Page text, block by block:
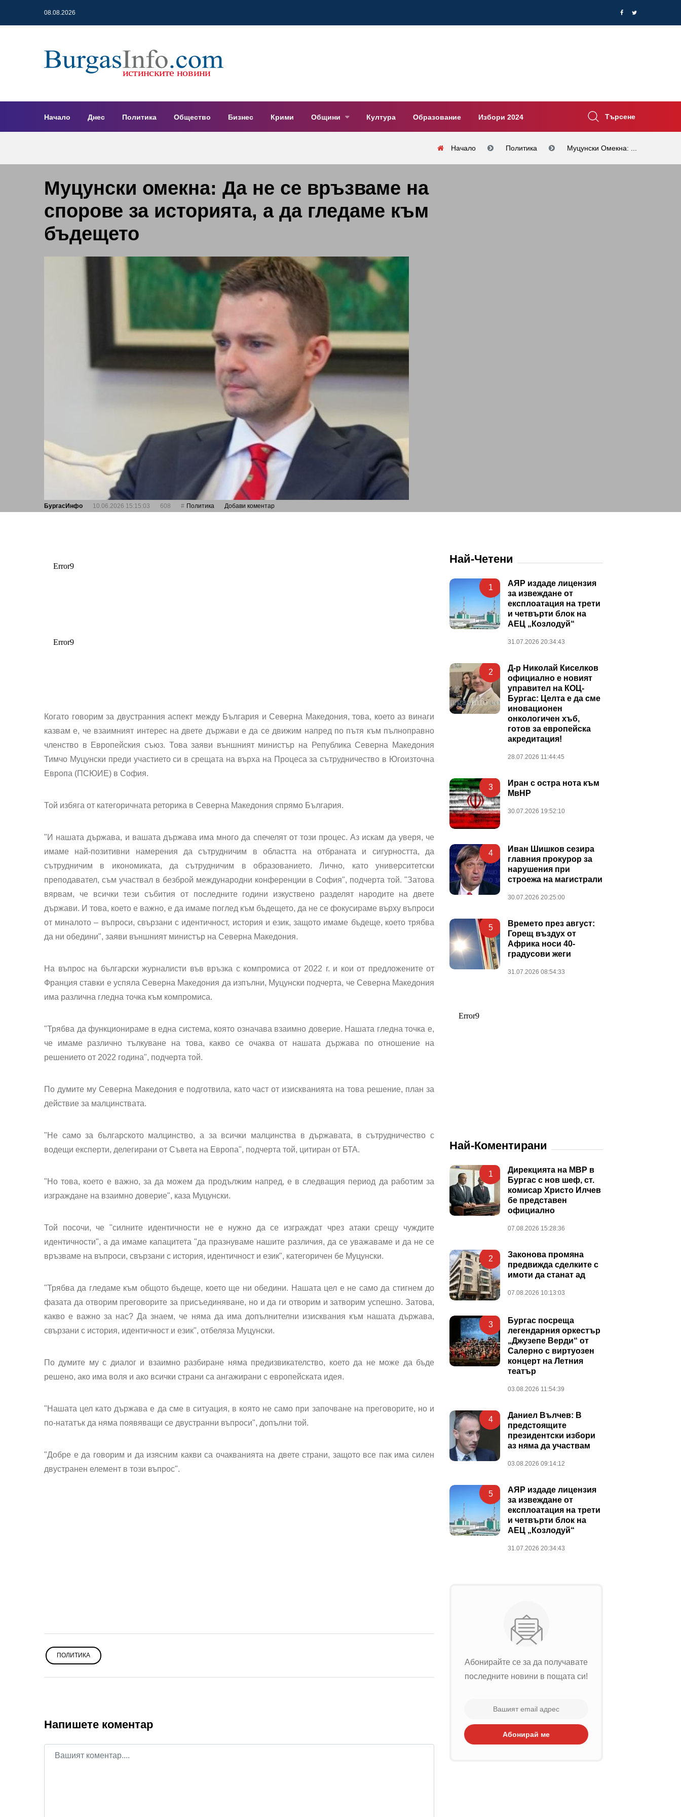
08.08.2026
Начало Днес Политика Общество Бизнес Крими Общини Култура Образование Избори 2024 Търсене
Начало Политика Муцунски Омекна: ...
Муцунски омекна: Да не се връзваме на
спорове за историята, а да гледаме към
бъдещето
БургасИнфо 10.06.2026 15:15:03 608 Политика Добави коментар
Когато говорим за двустранния аспект между България и Северна Македония, това, което аз винаги
казвам е, че взаимният интерес на двете държави е да се движим напред по пътя към пълноправно
членство в Европейския съюз. Това заяви външният министър на Република Северна Македония
Тимчо Муцунски преди участието си в срещата на върха на Процеса за сътрудничество в Югоизточна
Европа (ПСЮИЕ) в София.
Той избяга от категоричната реторика в Северна Македония спрямо България.
"И нашата държава, и вашата държава има много да спечелят от този процес. Аз искам да уверя, че
имаме най-позитивни намерения да сътрудничим в областта на отбраната и сигурността, да
сътрудничим в икономиката, да сътрудничим в образованието. Лично, като университетски
преподавател, съм участвал в безброй международни конференции в София", подчерта той. "Затова
вярвам, че всички тези събития от последните години изкуствено разделят народите на двете
държави. И това, което е важно, е да имаме поглед към бъдещето, да не се фокусираме върху въпроси
от миналото – въпроси, свързани с идентичност, история и език, защото имаме бъдеще, което трябва
да ни обедини", заяви външният министър на Северна Македония.
На въпрос на български журналисти във връзка с компромиса от 2022 г. и кои от предложените от
Франция ставки е успяла Северна Македония да изпълни, Муцунски подчерта, че Северна Македония
има различна гледна точка към компромиса.
"Трябва да функционираме в една система, която означава взаимно доверие. Нашата гледна точка е,
че имаме различно тълкуване на това, какво се очаква от нашата държава по отношение на
решението от 2022 година", подчерта той.
По думите му Северна Македония е подготвила, като част от изискванията на това решение, план за
действие за малцинствата.
"Не само за българското малцинство, а за всички малцинства в държавата, в сътрудничество с
водещи експерти, делегирани от Съвета на Европа", подчерта той, цитиран от БТА.
"Но това, което е важно, за да можем да продължим напред, е в следващия период да работим за
изграждане на взаимно доверие", каза Муцунски.
Той посочи, че "силните идентичности не е нужно да се изграждат чрез атаки срещу чуждите
идентичности", а да имаме капацитета "да празнуваме нашите различия, да се уважаваме и да не се
връзваме на въпроси, свързани с история, идентичност и език", категоричен бе Муцунски.
"Трябва да гледаме към общото бъдеще, което ще ни обедини. Нашата цел е не само да стигнем до
фазата да отворим преговорите за присъединяване, но и да ги отворим и затворим успешно. Затова,
какво е важно за нас? Да знаем, че няма да има допълнителни изисквания към нашата държава,
свързани с история, идентичност и език", отбеляза Муцунски.
По думите му с диалог и взаимно разбиране няма предизвикателство, което да не може да бъде
решено, ако има воля и ако всички страни са ангажирани с европейската идея.
"Нашата цел като държава е да сме в ситуация, в която не само при започване на преговорите, но и
по-нататък да няма появяващи се двустранни въпроси", допълни той.
"Добре е да говорим и да изясним какви са очакванията на двете страни, защото все пак има силен
двустранен елемент в този въпрос".
ПОЛИТИКА
Напишете коментар
Най-Четени
1
АЯР издаде лицензия
за извеждане от
експлоатация на трети
и четвърти блок на
АЕЦ „Козлодуй“
31.07.2026 20:34:43
2
Д-р Николай Киселков
официално е новият
управител на КОЦ-
Бургас: Целта е да сме
иновационен
онкологичен хъб,
готов за европейска
акредитация!
28.07.2026 11:44:45
3
Иран с остра нота към
МвНР
30.07.2026 19:52:10
4
Иван Шишков сезира
главния прокурор за
нарушения при
строежа на магистрали
30.07.2026 20:25:00
5
Времето през август:
Горещ въздух от
Африка носи 40-
градусови жеги
31.07.2026 08:54:33
Най-Коментирани
1
Дирекцията на МВР в
Бургас с нов шеф, ст.
комисар Христо Илчев
бе представен
официално
07.08.2026 15:28:36
2
Законова промяна
предвижда сделките с
имоти да станат ад
07.08.2026 10:13:03
3
Бургас посреща
легендарния оркестър
„Джузепе Верди“ от
Салерно с виртуозен
концерт на Летния
театър
03.08.2026 11:54:39
4
Даниел Вълчев: В
предстоящите
президентски избори
аз няма да участвам
03.08.2026 09:14:12
5
АЯР издаде лицензия
за извеждане от
експлоатация на трети
и четвърти блок на
АЕЦ „Козлодуй“
31.07.2026 20:34:43
Абонирайте се за да получавате
последните новини в пощата си!
Абонирай ме